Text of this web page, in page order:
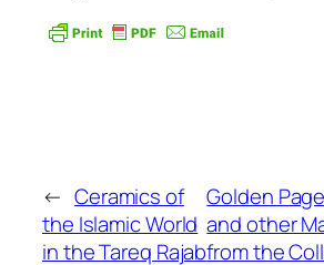
← Ceramics of
the Islamic World
in the Tareq Rajab
Golden
and other
from the